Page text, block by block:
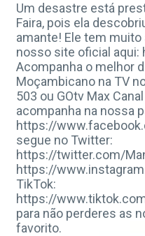
Um desastre está
Faira, pois ela
amante! Ele tem
nosso site oficial
Acompanha o melhor
Moçambicano na TV
503 ou GOtv Max
acompanha na nossa
https://
segue no Twitter:
https://twitter.com/
https://
TikTok:
https://
para não perderes as
favorito.